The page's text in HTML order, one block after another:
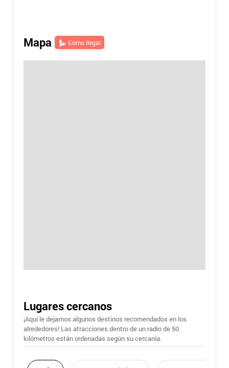
Mapa Cómo llegar
Lugares cercanos
¡Aquí le dejamos algunos destinos recomendados en los
alrededores! Las atracciones dentro de un radio de 50
kilómetros están ordenadas según su cercanía.